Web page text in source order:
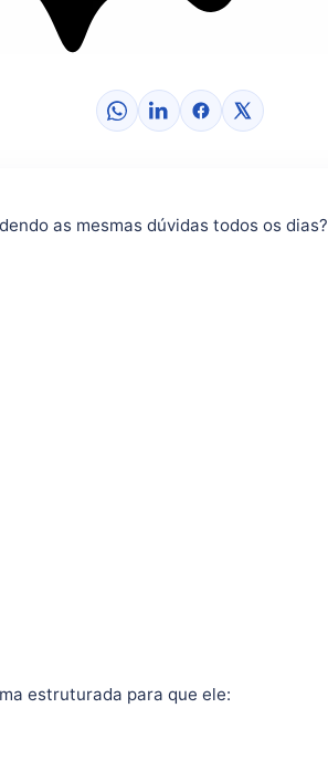
as mesmas dúvidas todos os dias?
estruturada para que ele: